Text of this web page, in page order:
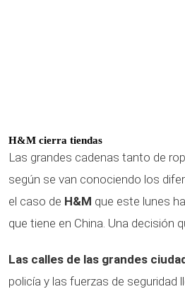
H&M cierra tiendas
Las grandes cadenas tanto de
según se van conociendo los
el caso de H&M que este lunes
que tiene en China. Una decisión
Las calles de las grandes
policía y las fuerzas de